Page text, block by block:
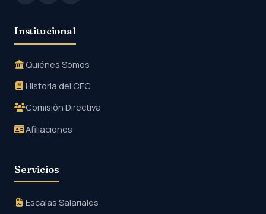
Institucional
Quiénes Somos
Historia del CEC
Comisión Directiva
Afiliaciones
Servicios
Escalas Salariales